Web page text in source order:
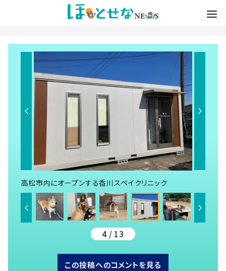
高松市内にオープンする香川スペイクリニック
4 / 13
この投稿へのコメントを見る